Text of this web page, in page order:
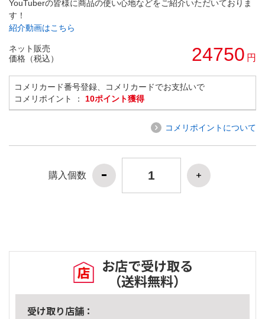
YouTuberの皆様に商品の使い心地などをご紹介いただいておりま
す！
紹介動画はこちら
ネット販売
価格（税込）
24750 円
コメリカード番号登録、コメリカードでお支払いで
コメリポイント ： 10ポイント獲得
コメリポイントについて
購入個数
お店で受け取る
（送料無料）
受け取り店舗：